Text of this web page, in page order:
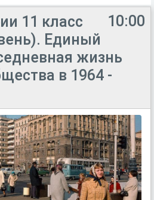
10:00
11 класс
Единый
жизнь
в 1964 -